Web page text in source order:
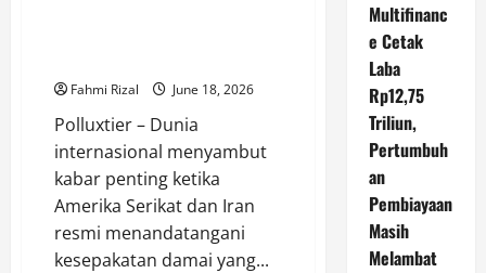
Fahmi Rizal June 18, 2026
Polluxtier – Dunia
internasional menyambut
kabar penting ketika
Amerika Serikat dan Iran
resmi menandatangani
kesepakatan damai yang...
Multifinanc
e Cetak
Laba
Rp12,75
Triliun,
Pertumbuh
an
Pembiayaan
Masih
Melambat